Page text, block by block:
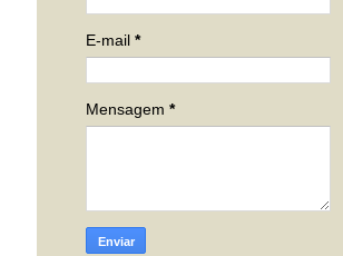
E-mail *
Mensagem *